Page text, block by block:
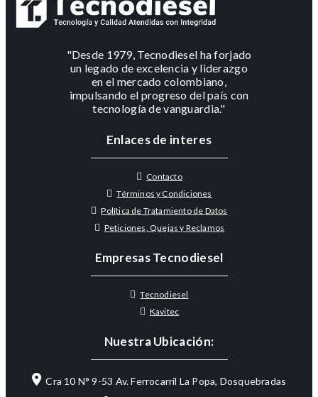
"Desde 1979, Tecnodiesel ha forjado
un legado de excelencia y liderazgo
en el mercado colombiano,
impulsando el progreso del país con
tecnología de vanguardia."
Enlaces de interes
Contacto
Términos y Condiciones
Política de Tratamiento de Datos
Peticiones, Quejas y Reclamos
Empresas Tecnodiesel
Tecnodiesel
Kavitec
Nuestra Ubicación:
Cra 10 N° 9-53 Av. Ferrocarril La Popa, Dosquebradas